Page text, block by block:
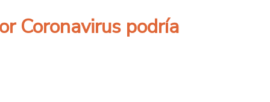
Coronavirus podría